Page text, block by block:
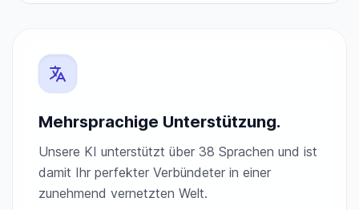
Mehrsprachige Unterstützung.
Unsere KI unterstützt über 38 Sprachen und ist
damit Ihr perfekter Verbündeter in einer
zunehmend vernetzten Welt.